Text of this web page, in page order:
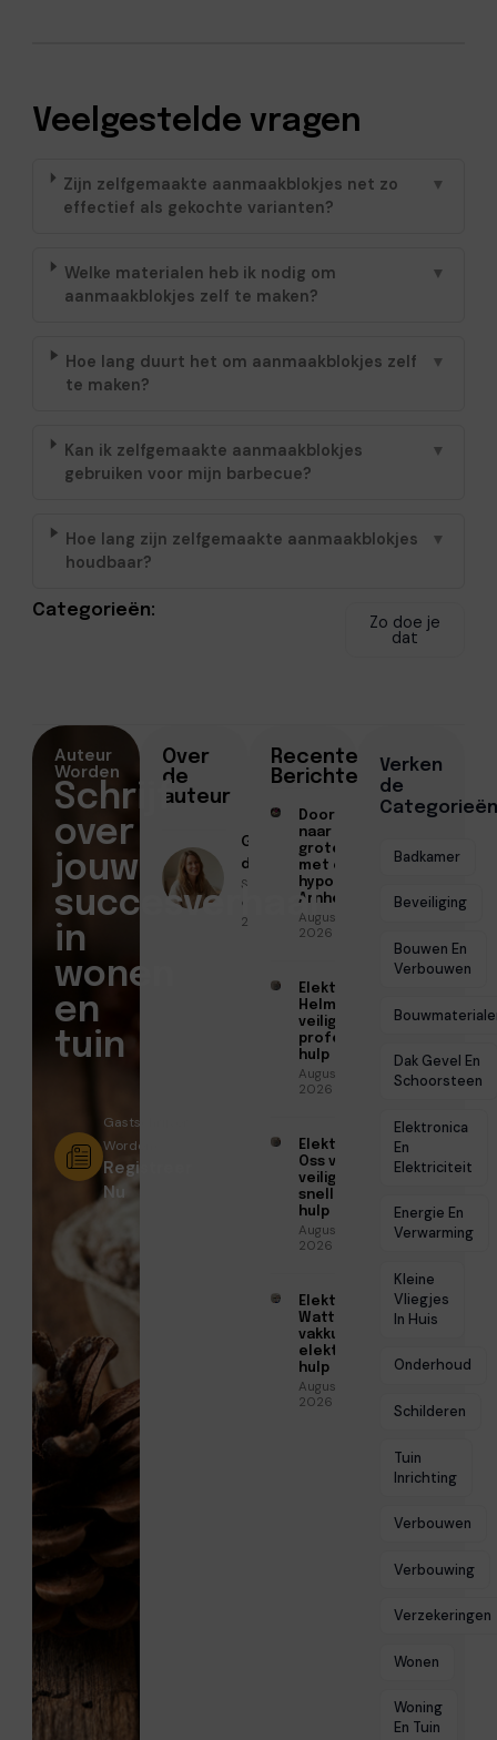
Veelgestelde vragen
Zijn zelfgemaakte aanmaakblokjes net zo
effectief als gekochte varianten?
▼
Welke materialen heb ik nodig om
aanmaakblokjes zelf te maken?
▼
Hoe lang duurt het om aanmaakblokjes zelf
te maken?
▼
Kan ik zelfgemaakte aanmaakblokjes
gebruiken voor mijn barbecue?
▼
Hoe lang zijn zelfgemaakte aanmaakblokjes
houdbaar?
▼
Categorieën:
Zo doe je
dat
Over
de
auteur
Geschreven
door
Sofia Mendes
● Juni 28,
2025
Recente
Berichten
Doorstromen
naar een
groter huis
met een
hypotheek in
Arnhem
Augustus 7,
2026
Elektricien
Helmond voor
veilige en
professionele
hulp
Augustus 6,
2026
Elektricien
Oss voor
veilige en
snelle
hulp
Augustus 6,
2026
Elektricien
Watt voor
vakkundige
elektrische
hulp
Augustus 5,
2026
Verken
de
Categorieën
Badkamer
Beveiliging
Bouwen En
Verbouwen
Dak Gevel En
Schoorsteen
Elektronica
En
Elektriciteit
Energie En
Verwarming
Kleine
Vliegjes
In Huis
Onderhoud
Schilderen
Tuin
Inrichting
Verbouwen
Verbouwing
Verzekeringen
Wonen
Woning
En Tuin
Auteur
Worden
Schrijf
over
jouw
succesverhaal
in
wonen
en
tuin
Gastschrijver
Worden?
Registreer
Nu